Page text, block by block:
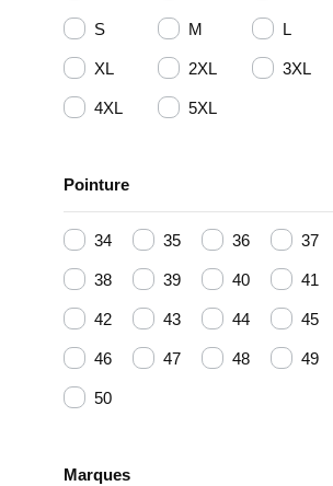
S M L
XL 2XL 3XL
4XL 5XL
Pointure
34 35 36 37
38 39 40 41
42 43 44 45
46 47 48 49
50
Marques